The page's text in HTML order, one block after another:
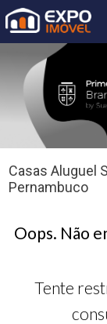
Casas Aluguel
Pernambuco
Oops. Não
Tente